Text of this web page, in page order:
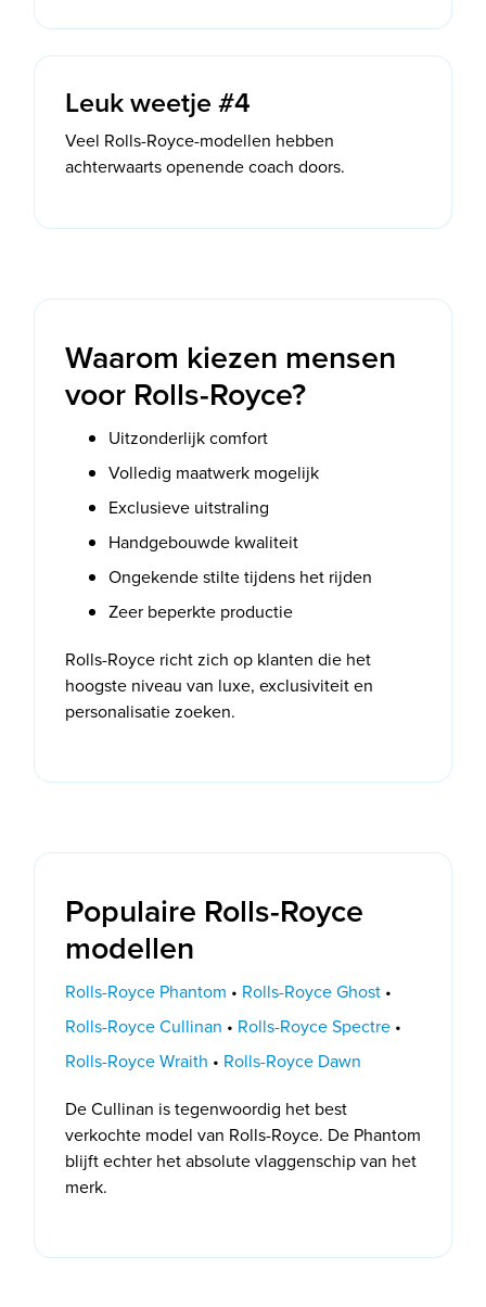
Leuk weetje #4
Veel Rolls-Royce-modellen hebben
achterwaarts openende coach doors.
Waarom kiezen mensen
voor Rolls-Royce?
Uitzonderlijk comfort
Volledig maatwerk mogelijk
Exclusieve uitstraling
Handgebouwde kwaliteit
Ongekende stilte tijdens het rijden
Zeer beperkte productie
Rolls-Royce richt zich op klanten die het
hoogste niveau van luxe, exclusiviteit en
personalisatie zoeken.
Populaire Rolls-Royce
modellen
Rolls-Royce Phantom • Rolls-Royce Ghost •
Rolls-Royce Cullinan • Rolls-Royce Spectre •
Rolls-Royce Wraith • Rolls-Royce Dawn
De Cullinan is tegenwoordig het best
verkochte model van Rolls-Royce. De Phantom
blijft echter het absolute vlaggenschip van het
merk.